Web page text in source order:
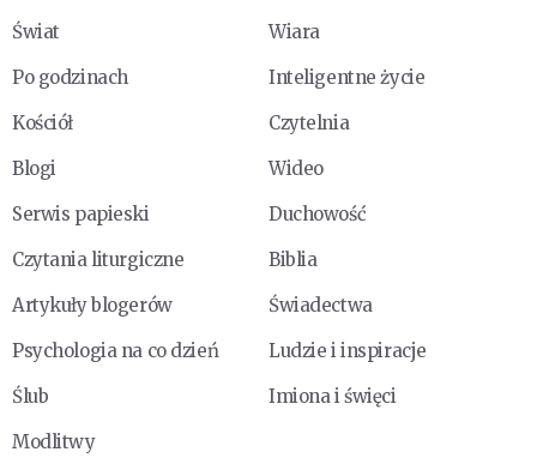
Świat
Wiara
Po godzinach
Inteligentne życie
Kościół
Czytelnia
Blogi
Wideo
Serwis papieski
Duchowość
Czytania liturgiczne
Biblia
Artykuły blogerów
Świadectwa
Psychologia na co dzień
Ludzie i inspiracje
Ślub
Imiona i święci
Modlitwy